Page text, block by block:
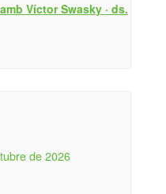
Víctor Swasky · ds.